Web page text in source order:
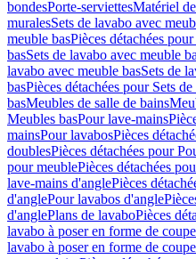
bondesPorte-serviettesMatériel
muralesSets de lavabo avec
meuble basPièces détachées
basSets de lavabo avec meuble
lavabo avec meuble basSets de
basPièces détachées pour Sets
basMeubles de salle de bains
Meubles basPour lave-mains
mainsPour lavabosPièces
doublesPièces détachées pour
pour meublePièces détachées
lave-mains d'anglePièces
d'anglePour lavabos d'angle
d'anglePlans de lavaboPièces
lavabo à poser en forme de
lavabo à poser en forme de